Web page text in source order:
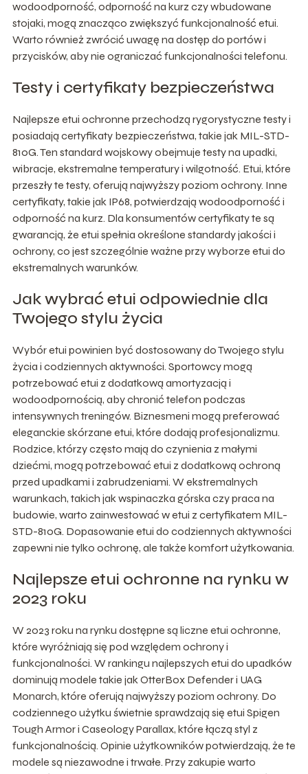
wodoodporność, odporność na kurz czy wbudowane
stojaki, mogą znacząco zwiększyć funkcjonalność etui.
Warto również zwrócić uwagę na dostęp do portów i
przycisków, aby nie ograniczać funkcjonalności telefonu.
Testy i certyfikaty bezpieczeństwa
Najlepsze etui ochronne przechodzą rygorystyczne testy i
posiadają certyfikaty bezpieczeństwa, takie jak MIL-STD-
810G. Ten standard wojskowy obejmuje testy na upadki,
wibracje, ekstremalne temperatury i wilgotność. Etui, które
przeszły te testy, oferują najwyższy poziom ochrony. Inne
certyfikaty, takie jak IP68, potwierdzają wodoodporność i
odporność na kurz. Dla konsumentów certyfikaty te są
gwarancją, że etui spełnia określone standardy jakości i
ochrony, co jest szczególnie ważne przy wyborze etui do
ekstremalnych warunków.
Jak wybrać etui odpowiednie dla
Twojego stylu życia
Wybór etui powinien być dostosowany do Twojego stylu
życia i codziennych aktywności. Sportowcy mogą
potrzebować etui z dodatkową amortyzacją i
wodoodpornością, aby chronić telefon podczas
intensywnych treningów. Biznesmeni mogą preferować
eleganckie skórzane etui, które dodają profesjonalizmu.
Rodzice, którzy często mają do czynienia z małymi
dziećmi, mogą potrzebować etui z dodatkową ochroną
przed upadkami i zabrudzeniami. W ekstremalnych
warunkach, takich jak wspinaczka górska czy praca na
budowie, warto zainwestować w etui z certyfikatem MIL-
STD-810G. Dopasowanie etui do codziennych aktywności
zapewni nie tylko ochronę, ale także komfort użytkowania.
Najlepsze etui ochronne na rynku w
2023 roku
W 2023 roku na rynku dostępne są liczne etui ochronne,
które wyróżniają się pod względem ochrony i
funkcjonalności. W rankingu najlepszych etui do upadków
dominują modele takie jak OtterBox Defender i UAG
Monarch, które oferują najwyższy poziom ochrony. Do
codziennego użytku świetnie sprawdzają się etui Spigen
Tough Armor i Caseology Parallax, które łączą styl z
funkcjonalnością. Opinie użytkowników potwierdzają, że te
modele są niezawodne i trwałe. Przy zakupie warto